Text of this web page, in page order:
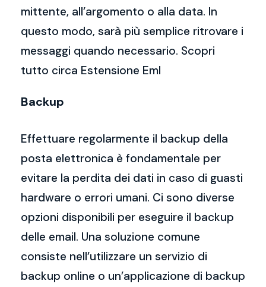
mittente, all’argomento o alla data. In
questo modo, sarà più semplice ritrovare i
messaggi quando necessario. Scopri
tutto circa Estensione Eml
Backup
Effettuare regolarmente il backup della
posta elettronica è fondamentale per
evitare la perdita dei dati in caso di guasti
hardware o errori umani. Ci sono diverse
opzioni disponibili per eseguire il backup
delle email. Una soluzione comune
consiste nell’utilizzare un servizio di
backup online o un’applicazione di backup